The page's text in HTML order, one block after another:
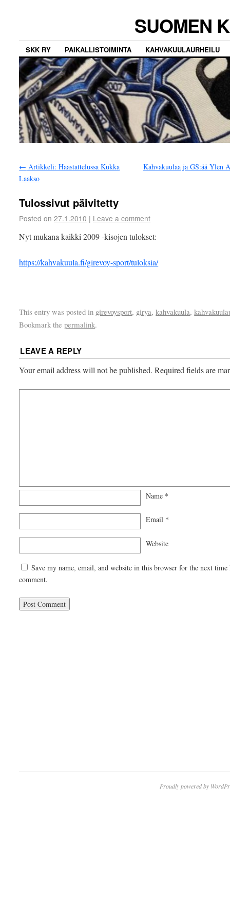
SUOMEN
SKK RY PAIKALLISTOIMINTA KAHVAKUULAURHEILU
← Artikkeli: Haastattelussa Kukka
Laakso
Kahvakuulaa ja GS:ää Ylen
Tulossivut päivitetty
Posted on 27.1.2010 | Leave a comment
Nyt mukana kaikki 2009 -kisojen tulokset:
https://kahvakuula.fi/girevoy-sport/tuloksia/
This entry was posted in girevoysport, girya,kahvakuula,
Bookmark thepermalink.
LEAVE A REPLY
Your email address will not be published. Required fields are
Name *
Email *
Website
Save my name, email, and website in this browser for the next
comment.
Proudly powered by